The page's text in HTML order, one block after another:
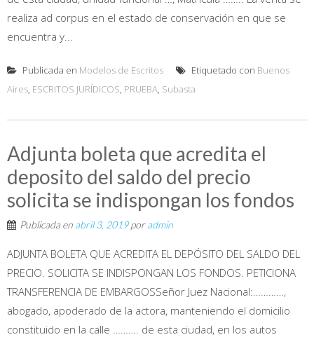
realiza ad corpus en el estado de conservación en que se
encuentra y...
Publicada en Modelos de Escritos Etiquetado con Buenos
Aires, ESCRITOS JURÍDICOS, PRUEBA, Subasta
Adjunta boleta que acredita el
deposito del saldo del precio
solicita se indispongan los fondos
Publicada en abril 3, 2019poradmin
ADJUNTA BOLETA QUE ACREDITA EL DEPÓSITO DEL SALDO DEL
PRECIO. SOLICITA SE INDISPONGAN LOS FONDOS. PETICIONA
TRANSFERENCIA DE EMBARGOSSeñor Juez Nacional:…………,
abogado, apoderado de la actora, manteniendo el domicilio
constituido en la calle ………. de esta ciudad, en los autos